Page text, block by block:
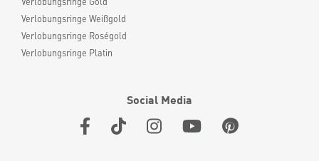
Verlobungsringe Weißgold
Verlobungsringe Roségold
Verlobungsringe Platin
Social Media